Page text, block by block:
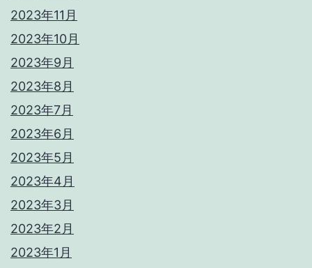
2023年11月
2023年10月
2023年9月
2023年8月
2023年7月
2023年6月
2023年5月
2023年4月
2023年3月
2023年2月
2023年1月